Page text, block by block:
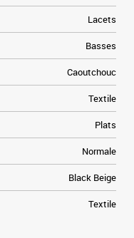
Lacets
Basses
Caoutchouc
Textile
Plats
Normale
Black Beige
Textile